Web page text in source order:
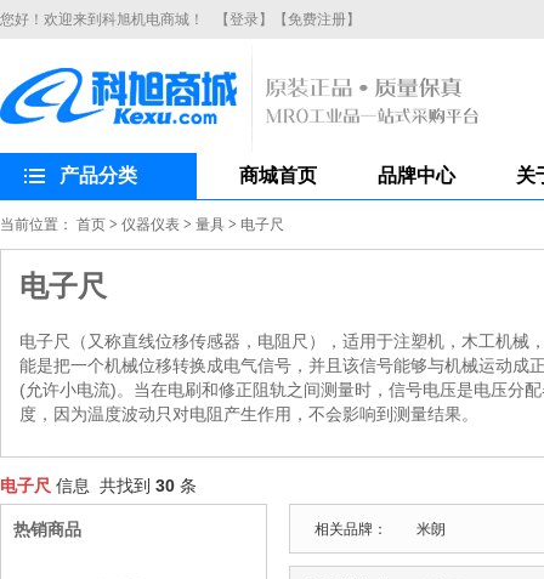
您好！欢迎来到科旭机电商城！ 【登录】 【免费注册】
产品分类 商城首页 品牌中心 关
当前位置： 首页 > 仪器仪表 > 量具 > 电子尺
电子尺
电子尺（又称直线位移传感器，电阻尺），适用于注塑机，木工机
能是把一个机械位移转换成电气信号，并且该信号能够与机械运动
(允许小电流)。当在电刷和修正阻轨之间测量时，信号电压是电压分
度，因为温度波动只对电阻产生作用，不会影响到测量结果。
电子尺 信息 共找到 30 条
相关品牌： 米朗
热销商品